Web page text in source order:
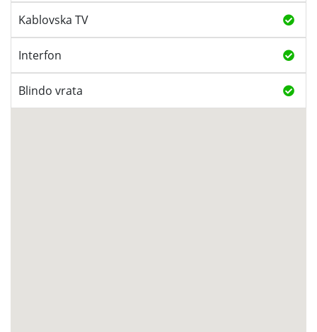
Kablovska TV
Interfon
Blindo vrata